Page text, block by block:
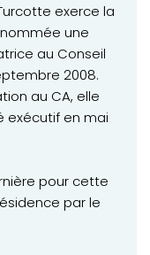
exerce la
une
au Conseil
2008.
au CA, elle
exécutif en mai
pour cette
par le